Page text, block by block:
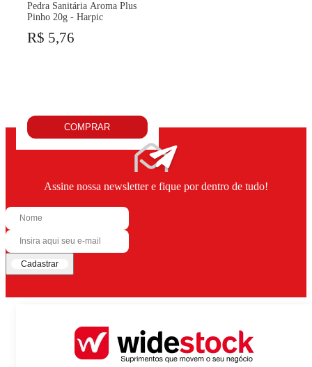
Pedra Sanitária Aroma Plus
Pinho 20g - Harpic
R$ 5,76
COMPRAR
Assine nossa newsletter e fique por dentro de tudo!
Cadastrar